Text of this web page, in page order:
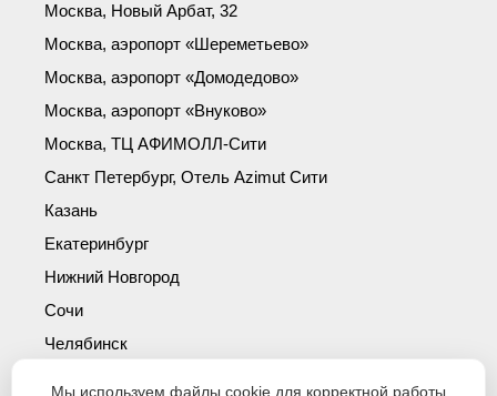
Москва, Новый Арбат, 32
Москва, аэропорт «Шереметьево»
Москва, аэропорт «Домодедово»
Москва, аэропорт «Внуково»
Москва, ТЦ АФИМОЛЛ-Сити
Санкт Петербург, Отель Azimut Сити
Казань
Екатеринбург
Нижний Новгород
Сочи
Челябинск
Мы используем файлы cookie для корректной работы